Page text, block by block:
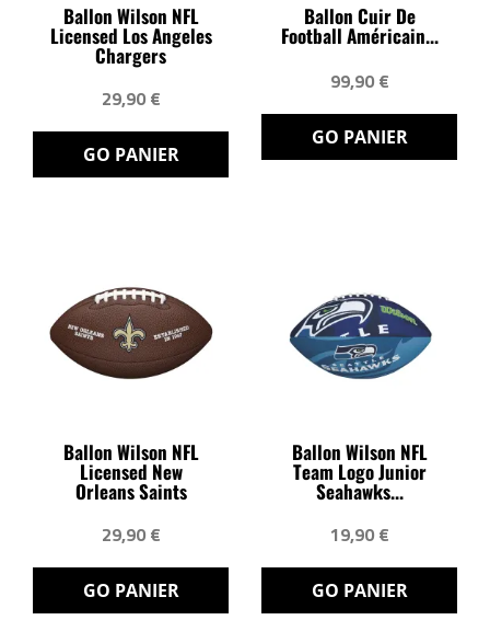
Ballon Wilson NFL
Licensed Los Angeles
Chargers
29,90 €
GO PANIER
Ballon Cuir De
Football Américain...
99,90 €
GO PANIER
Ballon Wilson NFL
Licensed New
Orleans Saints
29,90 €
GO PANIER
Ballon Wilson NFL
Team Logo Junior
Seahawks...
19,90 €
GO PANIER